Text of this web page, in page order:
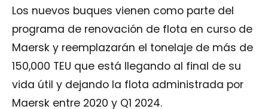
Los nuevos buques vienen como parte del
programa de renovación de flota en curso de
Maersk y reemplazarán el tonelaje de más de
150,000 TEU que está llegando al final de su
vida útil y dejando la flota administrada por
Maersk entre 2020 y Q1 2024.